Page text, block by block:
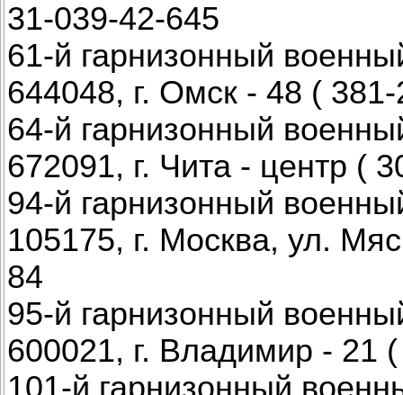
31-039-42-645
61-й гарнизонный
644048, г. Омск - 48 (
64-й гарнизонный
672091, г. Чита - центр (
94-й гарнизонный
105175, г. Москва, ул.
84
95-й гарнизонный
600021, г. Владимир - 21